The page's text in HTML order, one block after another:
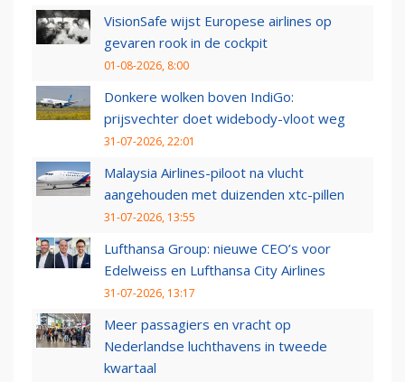
VisionSafe wijst Europese airlines op
gevaren rook in de cockpit
01-08-2026, 8:00
Donkere wolken boven IndiGo:
prijsvechter doet widebody-vloot weg
31-07-2026, 22:01
Malaysia Airlines-piloot na vlucht
aangehouden met duizenden xtc-pillen
31-07-2026, 13:55
Lufthansa Group: nieuwe CEO’s voor
Edelweiss en Lufthansa City Airlines
31-07-2026, 13:17
Meer passagiers en vracht op
Nederlandse luchthavens in tweede
kwartaal